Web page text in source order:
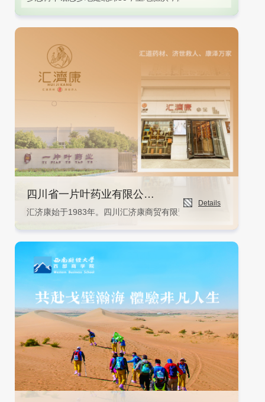
四川省一片叶药业有限公司（汇济康）
汇济康始于1983年。四川汇济康商贸有限责任公司系四川省一
Details